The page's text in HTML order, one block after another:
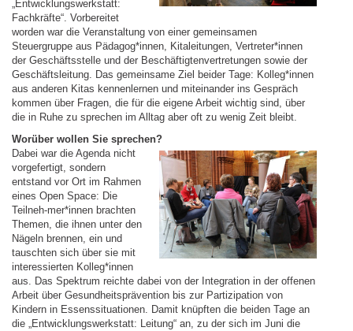
„Entwicklungswerkstatt:
Fachkräfte“. Vorbereitet
worden war die Veranstaltung von einer gemeinsamen
Steuergruppe aus Pädagog*innen, Kitaleitungen, Vertreter*innen
der Geschäftsstelle und der Beschäftigtenvertretungen sowie der
Geschäftsleitung. Das gemeinsame Ziel beider Tage: Kolleg*innen
aus anderen Kitas kennenlernen und miteinander ins Gespräch
kommen über Fragen, die für die eigene Arbeit wichtig sind, über
die in Ruhe zu sprechen im Alltag aber oft zu wenig Zeit bleibt.
Worüber wollen Sie sprechen?
Dabei war die Agenda nicht
vorgefertigt, sondern
entstand vor Ort im Rahmen
eines Open Space: Die
Teilneh-mer*innen brachten
Themen, die ihnen unter den
Nägeln brennen, ein und
tauschten sich über sie mit
interessierten Kolleg*innen
aus. Das Spektrum reichte dabei von der Integration in der offenen
Arbeit über Gesundheitsprävention bis zur Partizipation von
Kindern in Essenssituationen. Damit knüpften die beiden Tage an
die „Entwicklungswerkstatt: Leitung“ an, zu der sich im Juni die